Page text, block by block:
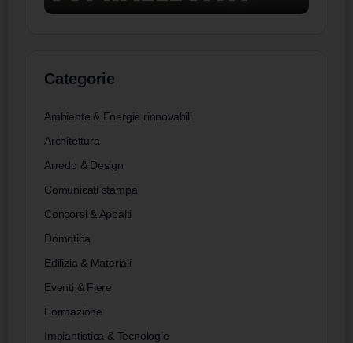
Categorie
Ambiente & Energie rinnovabili
Architettura
Arredo & Design
Comunicati stampa
Concorsi & Appalti
Domotica
Edilizia & Materiali
Eventi & Fiere
Formazione
Impiantistica & Tecnologie